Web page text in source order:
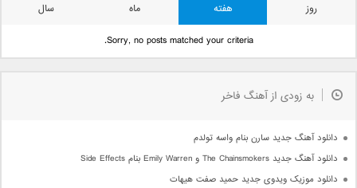
روز هفته ماه
سال
Sorry, no posts matched your criteria.
به زودی از آهنگ فاخر
دانلود آهنگ جدید سارن بنام واسه تولدم
دانلود آهنگ جدید The Chainsmokers و Emily Warren بنام Side Effects
دانلود موزیک ویدوی جدید حمید صفت هیهات